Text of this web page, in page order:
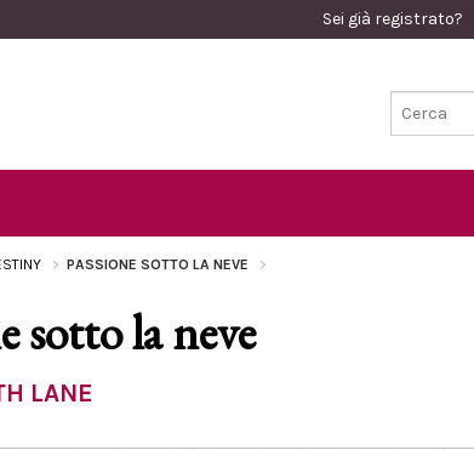
Sei già registrato?
PASSIONE SOTTO LA NEVE
sotto la neve
LANE